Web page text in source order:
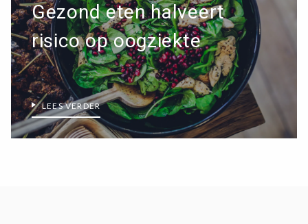
Gezond eten halveert
risico op oogziekte
LEES VERDER